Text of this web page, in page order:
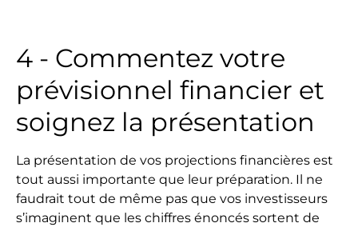
4 - Commentez votre
prévisionnel financier et
soignez la présentation
La présentation de vos projections financières est
tout aussi importante que leur préparation. Il ne
faudrait tout de même pas que vos investisseurs
s’imaginent que les chiffres énoncés sortent de